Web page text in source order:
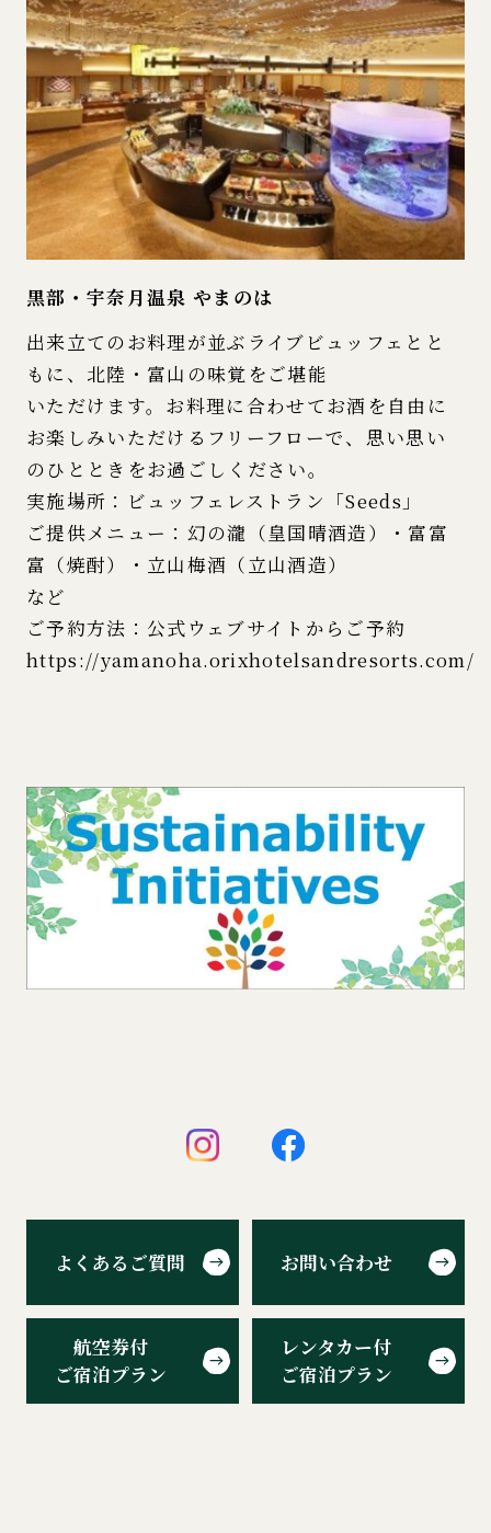
黒部・宇奈月温泉 やまのは
出来立てのお料理が並ぶライブビュッフェとと
もに、北陸・富山の味覚をご堪能
いただけます。お料理に合わせてお酒を自由に
お楽しみいただけるフリーフローで、思い思い
のひとときをお過ごしください。
実施場所：ビュッフェレストラン「Seeds」
ご提供メニュー：幻の瀧（皇国晴酒造）・富富
富（焼酎）・立山梅酒（立山酒造）
など
ご予約方法：公式ウェブサイトからご予約
https://yamanoha.orixhotelsandresorts.com/
よくあるご質問 お問い合わせ
航空券付
ご宿泊プラン
レンタカー付
ご宿泊プラン